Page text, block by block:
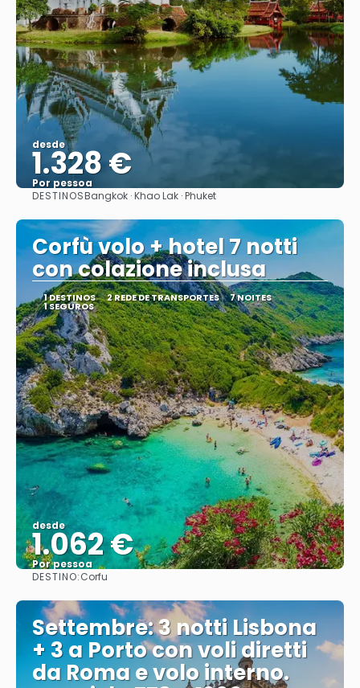
desde
1.328 €
Por pessoa
Vejo
DESTINOSBangkok · Khao Lak · Phuket
Corfù volo + hotel 7 notti
con colazione inclusa
1 DESTINOS 2 REDE DE TRANSPORTES 7 NOITES
1 SEGUROS
desde
1.062 €
Por pessoa
DESTINO:Corfu
Settembre: 3 notti Lisbona
+ 3 a Porto con voli diretti
da Roma e volo interno.